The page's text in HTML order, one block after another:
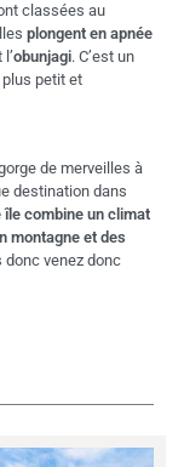
classées au
plongent en apnée
obunjagi. C’est un
plus petit et
de merveilles à
destination dans
île combine un climat
montagne et des
donc venez donc